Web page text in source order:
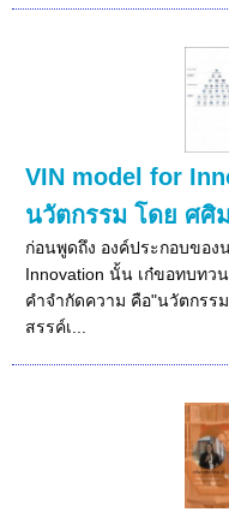
VIN model for
นวัตกรรม โดย ศศิ
ก่อนพูดถึง องค์ประกอบของ
Innovation นั้น เก๋ขอทบทว
คำจำกัดความ คือ"นวัตกรร
สรรค์เ...